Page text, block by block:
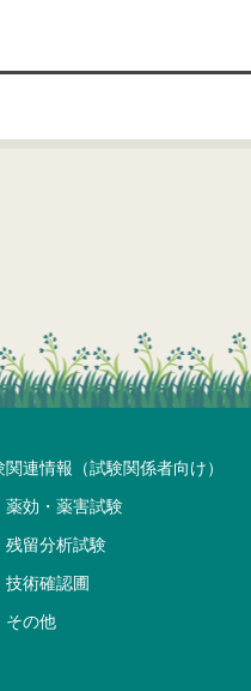
関連情報（試験関係者向け）
薬効・薬害試験
残留分析試験
技術確認圃
その他